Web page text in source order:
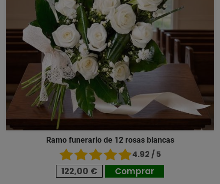
Ramo funerario de 12 rosas blancas
4.92 / 5
122,00 € Comprar